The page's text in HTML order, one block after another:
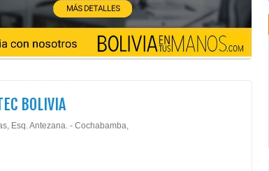
BOLIVIA
Esq. Antezana. - Cochabamba,